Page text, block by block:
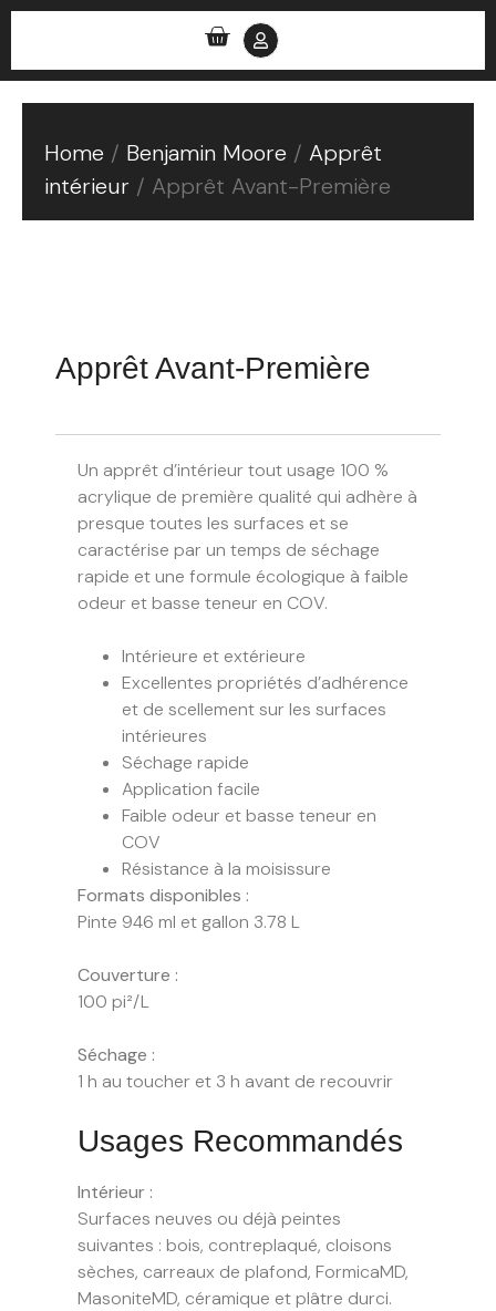
Home / Benjamin Moore / Apprêt
intérieur / Apprêt Avant-Première
Apprêt Avant-Première
Un apprêt d’intérieur tout usage 100 %
acrylique de première qualité qui adhère à
presque toutes les surfaces et se
caractérise par un temps de séchage
rapide et une formule écologique à faible
odeur et basse teneur en COV.
Intérieure et extérieure
Excellentes propriétés d’adhérence
et de scellement sur les surfaces
intérieures
Séchage rapide
Application facile
Faible odeur et basse teneur en
COV
Résistance à la moisissure
Formats disponibles :
Pinte 946 ml et gallon 3.78 L
Couverture :
100 pi²/L
Séchage :
1 h au toucher et 3 h avant de recouvrir
Usages Recommandés
Intérieur :
Surfaces neuves ou déjà peintes
suivantes : bois, contreplaqué, cloisons
sèches, carreaux de plafond, FormicaMD,
MasoniteMD, céramique et plâtre durci.